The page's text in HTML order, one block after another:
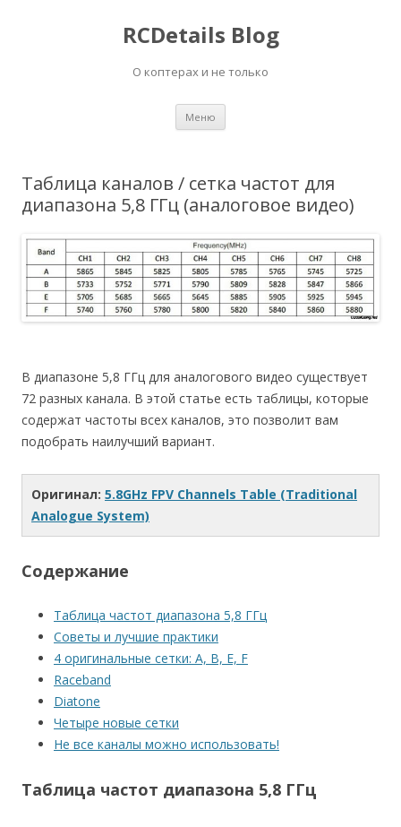
RCDetails Blog
О коптерах и не только
Меню
Таблица каналов / сетка частот для
диапазона 5,8 ГГц (аналоговое видео)
В диапазоне 5,8 ГГц для аналогового видео существует
72 разных канала. В этой статье есть таблицы, которые
содержат частоты всех каналов, это позволит вам
подобрать наилучший вариант.
Оригинал: 5.8GHz FPV Channels Table (Traditional
Analogue System)
Содержание
Таблица частот диапазона 5,8 ГГц
Советы и лучшие практики
4 оригинальные сетки: A, B, E, F
Raceband
Diatone
Четыре новые сетки
Не все каналы можно использовать!
Таблица частот диапазона 5,8 ГГц